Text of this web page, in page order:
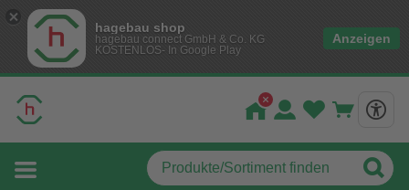
hagebau shop
hagebau connect GmbH & Co. KG
KOSTENLOS- In Google Play
Anzeigen